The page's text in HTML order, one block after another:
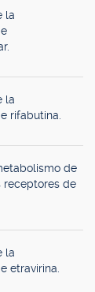
la
la
rifabutina.
de
receptores de
la
etravirina.